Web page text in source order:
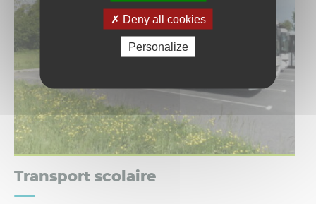
Transport scolaire
Deny all cookies
Personalize